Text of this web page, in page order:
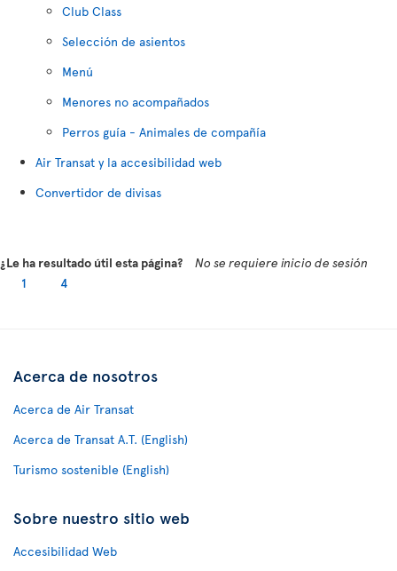
Club Class
Selección de asientos
Menú
Menores no acompañados
Perros guía - Animales de compañía
Air Transat y la accesibilidad web
Convertidor de divisas
¿Le ha resultado útil esta página?
No se requiere inicio de sesión
1
4
Acerca de nosotros
Acerca de Air Transat
Acerca de Transat A.T. (English)
Turismo sostenible (English)
Sobre nuestro sitio web
Accesibilidad Web